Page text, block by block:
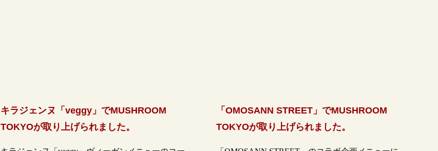
キラジェンヌ「veggy」でMUSHROOM
TOKYOが取り上げられました。
「OMOSANN STREET」でMUSHROOM
TOKYOが取り上げられました。